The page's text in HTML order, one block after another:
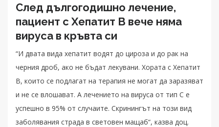
След дългогодишно лечение,
пациент с Хепатит B вече няма
вируса в кръвта си
“И двата вида хепатит водят до цироза и до рак на
черния дроб, ако не бъдат лекувани. Хората с Хепатит
B, които се подлагат на терапия не могат да заразяват
и не се влошават. А лечението на вируса от тип C е
успешно в 95% от случаите. Скринингът на този вид
заболявания страда в световен мащаб“, казва доц.